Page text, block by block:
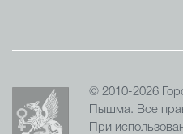
© 2010-2026
Пышма. Все
При